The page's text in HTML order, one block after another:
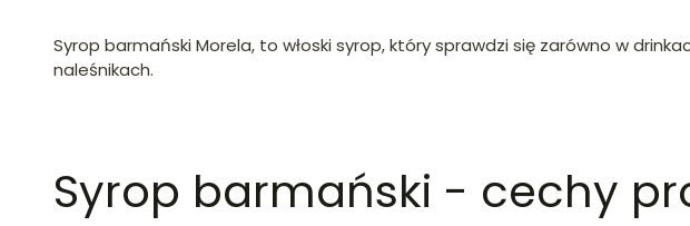
Syrop barmański Morela, to włoski syrop, który sprawdzi się zarówno w
naleśnikach.
Syrop barmański - cechy